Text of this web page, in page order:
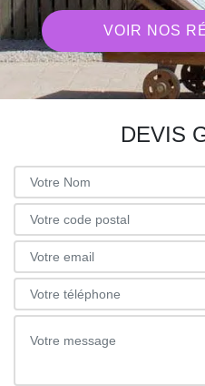
VOIR NOS
DEVIS